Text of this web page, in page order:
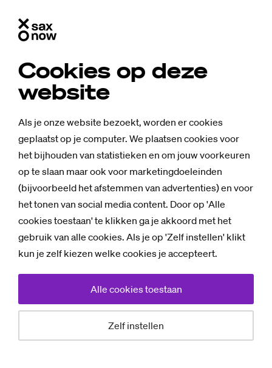
Cookies op deze
website
Als je onze website bezoekt, worden er cookies
geplaatst op je computer. We plaatsen cookies voor
het bijhouden van statistieken en om jouw voorkeuren
op te slaan maar ook voor marketingdoeleinden
(bijvoorbeeld het afstemmen van advertenties) en voor
het tonen van social media content. Door op 'Alle
cookies toestaan' te klikken ga je akkoord met het
gebruik van alle cookies. Als je op 'Zelf instellen' klikt
kun je zelf kiezen welke cookies je accepteert.
Zelf instellen
Alle cookies toestaan
Achtergrond
Saxnow help als­